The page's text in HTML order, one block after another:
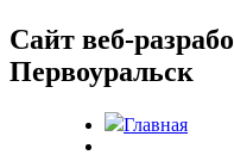
Cайт веб-
Первоуральск
Главная